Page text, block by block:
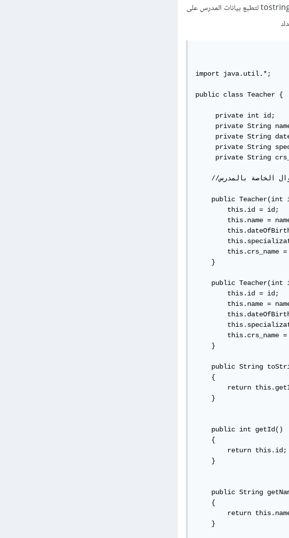
private وإنشاء دوال getter & setter لكل خاصية بهذا المعلم ويمكن إضافة دالة tostring لتطبع بيانات المدرس على
import java.util.*;
public class Teacher {
     private int id;
private String
private String
private String
private String
    //من هنا تبدأ الدوال الخاصة بالمدرس
public Teacher(int
        this.id = id;
this.name =
this.crs_name =
    }
public Teacher(int
        this.id = id;
this.name =
this.crs_name =
    }
public String
    {
return
    }
    public int getId()
    {
        return this.id;
    }
public String
    {
return
    }